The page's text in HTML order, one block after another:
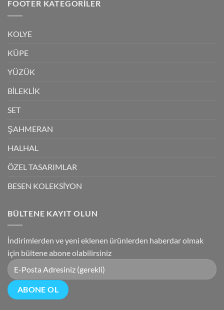
FOOTER KATEGORILER
KOLYE
KÜPE
YÜZÜK
BİLEKLİK
SET
ŞAHMERAN
HALHAL
ÖZEL TASARIMLAR
BESEN KOLEKSİYON
BÜLTENE KAYIT OLUN
İndirimlerden ve yeni eklenen ürünlerden haberdar olmak
için bültene abone olabilirsiniz